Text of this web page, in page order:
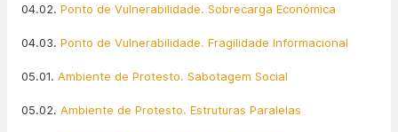
04.02. Ponto de Vulnerabilidade. Sobrecarga Económica
04.03. Ponto de Vulnerabilidade. Fragilidade Informacional
05.01. Ambiente de Protesto. Sabotagem Social
05.02. Ambiente de Protesto. Estruturas Paralelas